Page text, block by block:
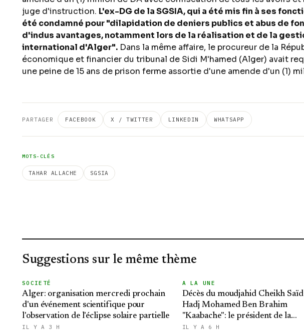
juge d'instruction. L'ex-DG de la SGSIA, qui a été mis fin à ses
été condamné pour "dilapidation de deniers publics et abus de
d'indus avantages, notamment lors de la réalisation et de la
international d'Alger". Dans la même affaire, le procureur de la
économique et financier du tribunal de Sidi M'hamed (Alger) avait
une peine de 15 ans de prison ferme assortie d'une amende d'un (1)
PARTAGER FACEBOOK X / TWITTER LINKEDIN WHATSAPP
MOTS-CLÉS
TAHAR ALLACHE SGSIA
Suggestions sur le même thème
SOCIETÉ
Alger: organisation mercredi prochain
d'un événement scientifique pour
l'observation de l'éclipse solaire partielle
IL Y A 3 H
A LA UNE
Décès du moudjahid Cheikh
Hadj Mohamed Ben Brahim
"Kaabache": le président de la
République présente ses
IL Y A 6 H